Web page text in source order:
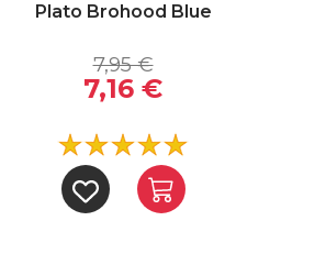
Plato Brohood Blue
7,95 €
7,16 €